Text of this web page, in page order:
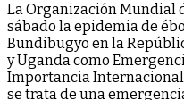
La Organización Mundial
sábado la epidemia de
Bundibugyo en la
y Uganda como
Importancia Internacional
se trata de una